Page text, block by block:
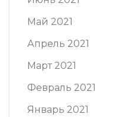
Май 2021
Апрель 2021
Март 2021
Февраль 2021
Январь 2021